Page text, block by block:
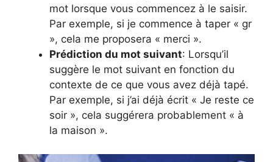
mot lorsque vous commencez à le saisir.
Par exemple, si je commence à taper « gr
», cela me proposera « merci ».
Prédiction du mot suivant: Lorsqu’il
suggère le mot suivant en fonction du
contexte de ce que vous avez déjà tapé.
Par exemple, si j’ai déjà écrit « Je reste ce
soir », cela suggérera probablement « à
la maison ».